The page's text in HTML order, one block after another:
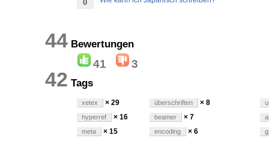
0
44 Bewertungen
41 3
42 Tags
xetex × 29
hyperref × 16
meta × 15
überschriften × 8
beamer × 7
encoding × 6